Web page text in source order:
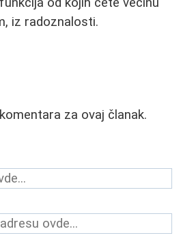
od kojih ćete većinu
iz radoznalosti.
za ovaj članak.